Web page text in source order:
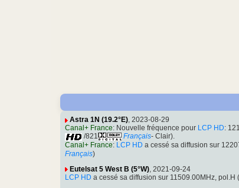
Astra 1N (19.2°E), 2023-08-29
Canal+ France: Nouvelle fréquence pour LCP HD:
/821
Français- Clair).
Canal+ France: LCP HD a cessé sa diffusion sur
Français)
Eutelsat 5 West B (5°W), 2021-09-24
LCP HD a cessé sa diffusion sur 11509.00MHz, pol.H